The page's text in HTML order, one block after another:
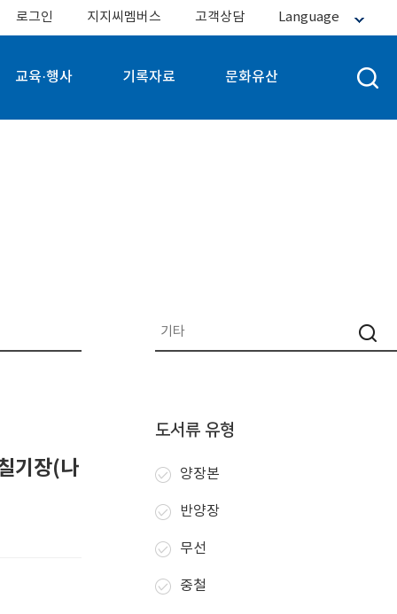
로그인 지지씨멤버스 고객상담 Language
교육·행사 기록자료 문화유산
기장(나
도서류 유형
양장본
반양장
무선
중철